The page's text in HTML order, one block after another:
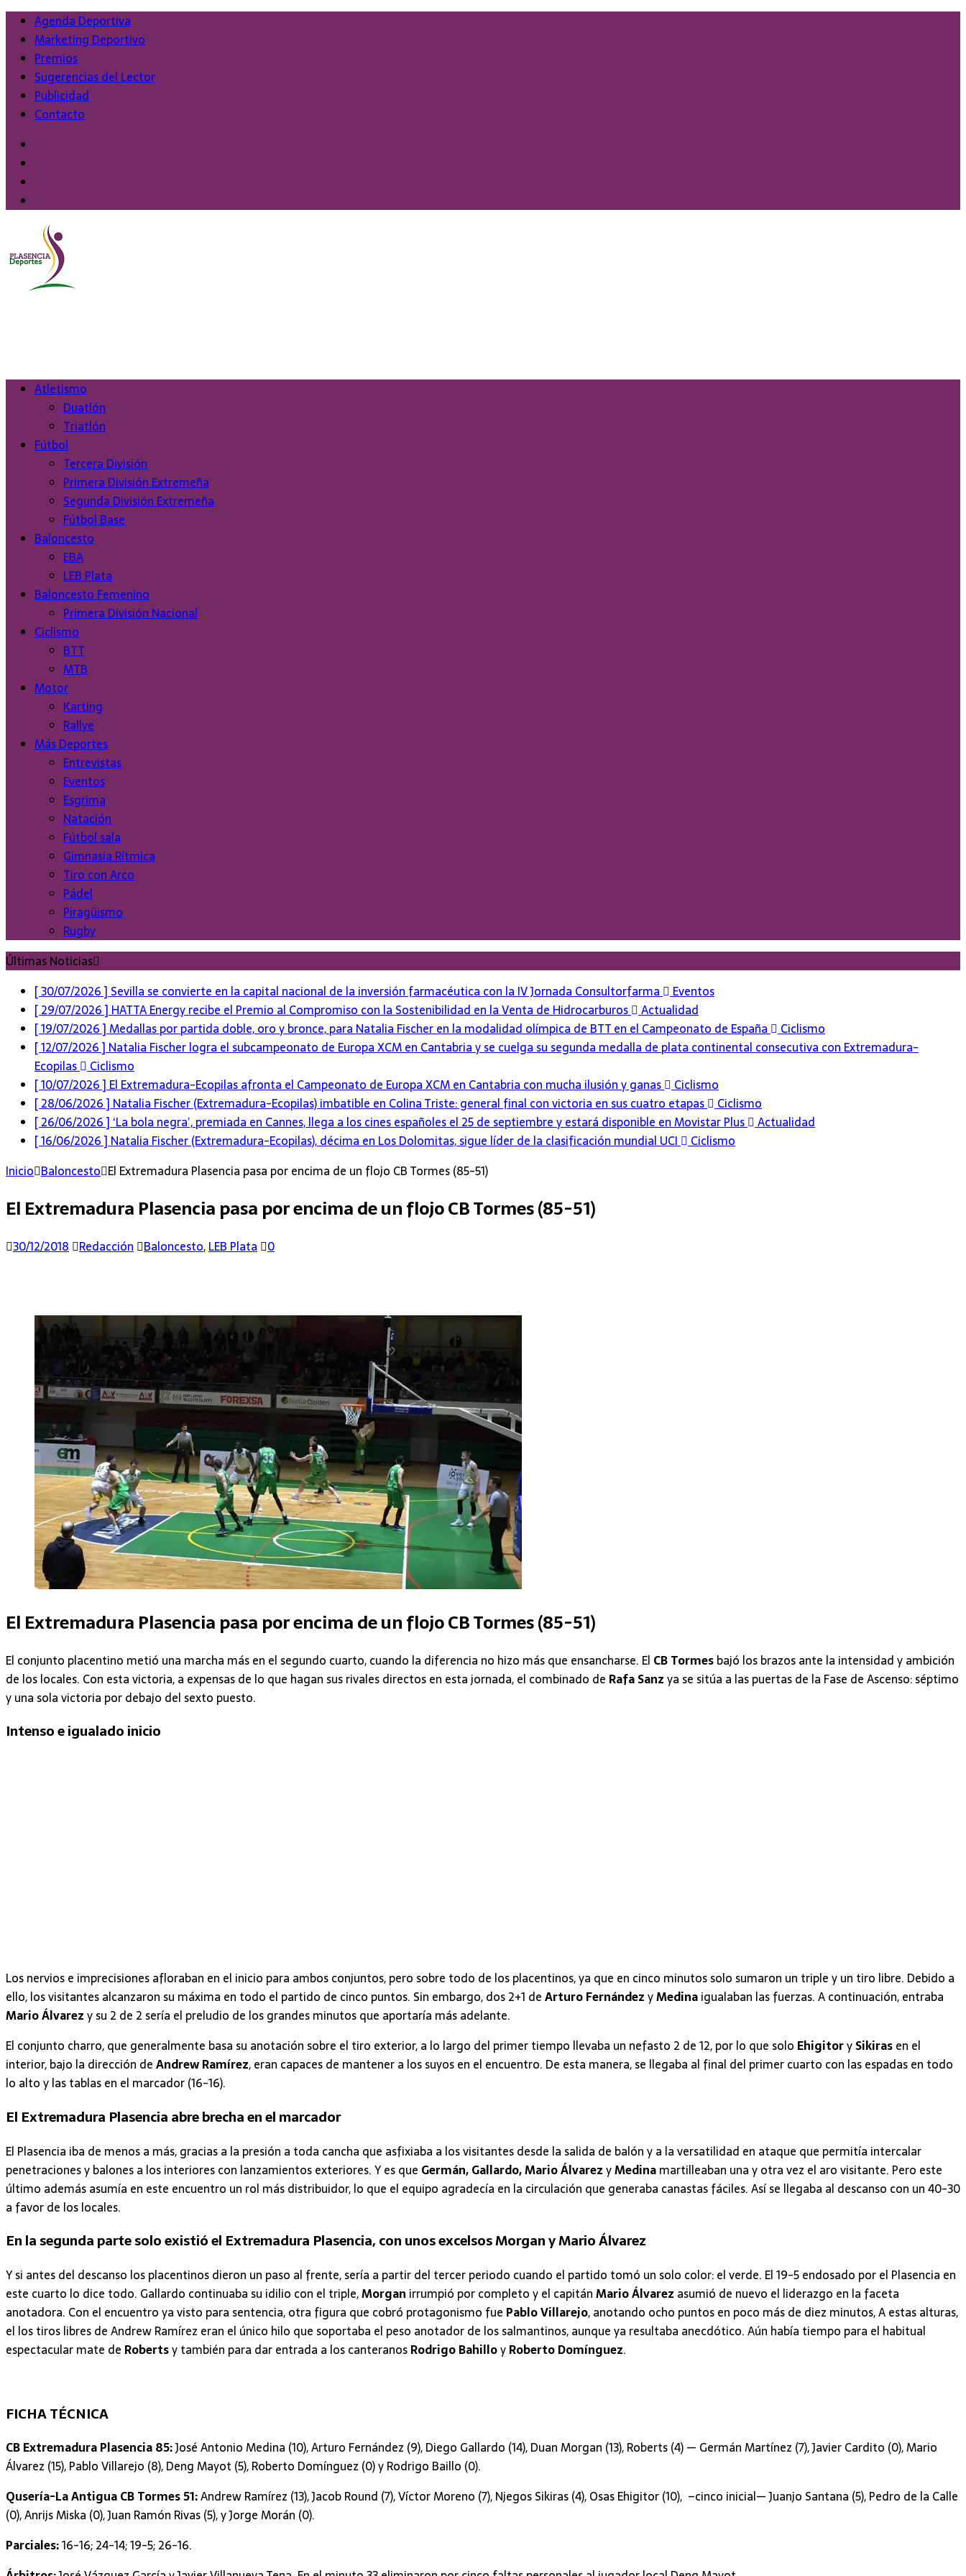
Agenda Deportiva
Marketing Deportivo
Premios
Sugerencias del Lector
Publicidad
Contacto
Atletismo
Duatlón
Triatlón
Fútbol
Tercera División
Primera División Extremeña
Segunda División Extremeña
Fútbol Base
Baloncesto
EBA
LEB Plata
Baloncesto Femenino
Primera División Nacional
Ciclismo
BTT
MTB
Motor
Karting
Rallye
Más Deportes
Entrevistas
Eventos
Esgrima
Natación
Fútbol sala
Gimnasia Rítmica
Tiro con Arco
Pádel
Piragüismo
Rugby
Últimas Noticias
[ 30/07/2026 ] Sevilla se convierte en la capital nacional de la inversión farmacéutica con la IV Jornada Consultorfarma
Eventos
[ 29/07/2026 ] HATTA Energy recibe el Premio al Compromiso con la Sostenibilidad en la Venta de Hidrocarburos
Actualidad
[ 19/07/2026 ]Medallas por partida doble, oro y bronce, para Natalia Fischer en la modalidad olímpica de BTT en el Campeonato de España
Ciclismo
[ 12/07/2026 ] Natalia Fischer logra el subcampeonato de Europa XCM en Cantabria y se cuelga su segunda medalla de plata continental consecutiva con Extremadura-
Ecopilas
Ciclismo
[ 10/07/2026 ] El Extremadura-Ecopilas afronta el Campeonato de Europa XCM en Cantabria con mucha ilusión y ganas
Ciclismo
[ 28/06/2026 ] Natalia Fischer (Extremadura-Ecopilas) imbatible en Colina Triste: general final con victoria en sus cuatro etapas
Ciclismo
[ 26/06/2026 ] ‘La bola negra’, premiada en Cannes, llega a los cines españoles el 25 de septiembre y estará disponible en Movistar Plus
Actualidad
[ 16/06/2026 ] Natalia Fischer (Extremadura-Ecopilas), décima en Los Dolomitas, sigue líder de la clasificación mundial UCI
Ciclismo
Inicio Baloncesto El Extremadura Plasencia pasa por encima de un flojo CB Tormes (85-51)
El Extremadura Plasencia pasa por encima de un flojo CB Tormes (85-51)
30/12/2018 Redacción Baloncesto,LEB Plata 0
El Extremadura Plasencia pasa por encima de un flojo CB Tormes (85-51)
El conjunto placentino metió una marcha más en el segundo cuarto, cuando la diferencia no hizo más que ensancharse. El CB Tormesbajó los brazos ante la intensidad y ambición
de los locales. Con esta victoria, a expensas de lo que hagan sus rivales directos en esta jornada, el combinado de Rafa Sanzya se sitúa a las puertas de la Fase de Ascenso: séptimo
y una sola victoria por debajo del sexto puesto.
Intenso e igualado inicio
Los nervios e imprecisiones afloraban en el inicio para ambos conjuntos, pero sobre todo de los placentinos, ya que en cinco minutos solo sumaron un triple y un tiro libre. Debido a
ello, los visitantes alcanzaron su máxima en todo el partido de cinco puntos. Sin embargo, dos 2+1 deArturo FernándezyMedinaigualaban las fuerzas. A continuación, entraba
Mario Álvarezy su 2 de 2 sería el preludio de los grandes minutos que aportaría más adelante.
El conjunto charro, que generalmente basa su anotación sobre el tiro exterior, a lo largo del primer tiempo llevaba un nefasto 2 de 12, por lo que solo EhigitorySikirasen el
interior, bajo la dirección deAndrew Ramírez, eran capaces de mantener a los suyos en el encuentro. De esta manera, se llegaba al final del primer cuarto con las espadas en todo
lo alto y las tablas en el marcador (16-16).
El Extremadura Plasencia abre brecha en el marcador
El Plasencia iba de menos a más, gracias a la presión a toda cancha que asfixiaba a los visitantes desde la salida de balón y a la versatilidad en ataque que permitía intercalar
penetraciones y balones a los interiores con lanzamientos exteriores. Y es que Germán,Gallardo,Mario ÁlvarezyMedinamartilleaban una y otra vez el aro visitante. Pero este
último además asumía en este encuentro un rol más distribuidor, lo que el equipo agradecía en la circulación que generaba canastas fáciles. Así se llegaba al descanso con un 40-30
a favor de los locales.
En la segunda parte solo existió el Extremadura Plasencia, con unos excelsos Morgan y Mario Álvarez
Y si antes del descanso los placentinos dieron un paso al frente, sería a partir del tercer periodo cuando el partido tomó un solo color: el verde. El 19-5 endosado por el Plasencia en
este cuarto lo dice todo. Gallardo continuaba su idilio con el triple,Morgan irrumpió por completo y el capitánMario Álvarez asumió de nuevo el liderazgo en la faceta
anotadora. Con el encuentro ya visto para sentencia, otra figura que cobró protagonismo fue Pablo Villarejo, anotando ocho puntos en poco más de diez minutos, A estas alturas,
el los tiros libres de Andrew Ramírez eran el único hilo que soportaba el peso anotador de los salmantinos, aunque ya resultaba anecdótico. Aún había tiempo para el habitual
espectacular mate de Robertsy también para dar entrada a los canteranosRodrigo BahilloyRoberto Domínguez.
FICHA TÉCNICA
CB Extremadura Plasencia 85:José Antonio Medina (10), Arturo Fernández (9), Diego Gallardo (14), Duan Morgan (13), Roberts (4) — Germán Martínez (7), Javier Cardito (0), Mario
Álvarez (15), Pablo Villarejo (8), Deng Mayot (5), Roberto Domínguez (0) y Rodrigo Baillo (0).
Qusería-La Antigua CB Tormes 51:Andrew Ramírez (13), Jacob Round (7), Víctor Moreno (7), Njegos Sikiras (4), Osas Ehigitor (10), –cinco inicial— Juanjo Santana (5), Pedro de la Calle
(0), Anrijs Miska (0), Juan Ramón Rivas (5), y Jorge Morán (0).
Parciales:16-16; 24-14; 19-5; 26-16.